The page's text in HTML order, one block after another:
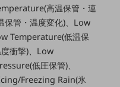
高温保管・連
管・温度変化)、Low
Temperature(低温保
衝撃)、Low
低圧保管)、
Freezing Rain(氷